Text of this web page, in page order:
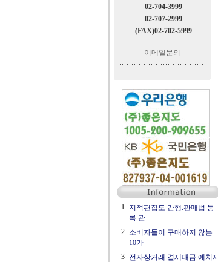
02-704-3999
02-707-2999
(FAX)02-702-5999
이메일문의
1 지적편집도 간행.판매법 등
록 관
2 소비자들이 구매하지 않는
10가
3 전자상거래 결제대금 예치제